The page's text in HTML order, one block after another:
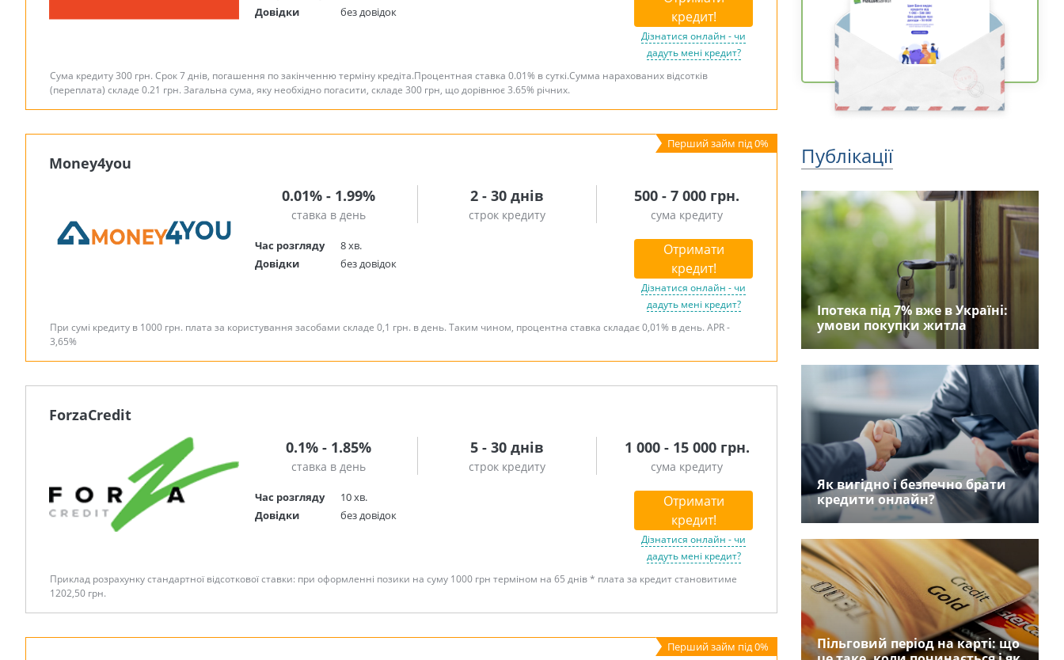
Довідки
без довідок
кредит!
Дізнатися онлайн - чи
дадуть мені кредит?
Сума кредиту 300 грн. Срок 7 днів, погашення по закінченню терміну кредіта.Процентная ставка 0.01% в суткі.Сумма нарахованих відсотків
(переплата) складе 0.21 грн. Загальна сума, яку необхідно погасити, складе 300 грн, що дорівнює 3.65% річних.
Money4you
0.01% - 1.99%
ставка в день
2 - 30 днів
строк кредиту
500 - 7 000 грн.
сума кредиту
Час розгляду
8 хв.
Довідки
без довідок
Отримати
кредит!
Дізнатися онлайн - чи
дадуть мені кредит?
При сумі кредиту в 1000 грн. плата за користування засобами складе 0,1 грн. в день. Таким чином, процентна ставка складає 0,01% в день. APR -
3,65%
ForzaCredit
0.1% - 1.85%
ставка в день
5 - 30 днів
строк кредиту
1 000 - 15 000 грн.
сума кредиту
Час розгляду
10 хв.
Довідки
без довідок
Отримати
кредит!
Дізнатися онлайн - чи
дадуть мені кредит?
Приклад розрахунку стандартної відсоткової ставки: при оформленні позики на суму 1000 грн терміном на 65 днів * плата за кредит становитиме
1202,50 грн.
Публікації
Іпотека під 7% вже в Україні:
умови покупки житла
Як вигідно і безпечно брати
кредити онлайн?
Пільговий період на карті: що